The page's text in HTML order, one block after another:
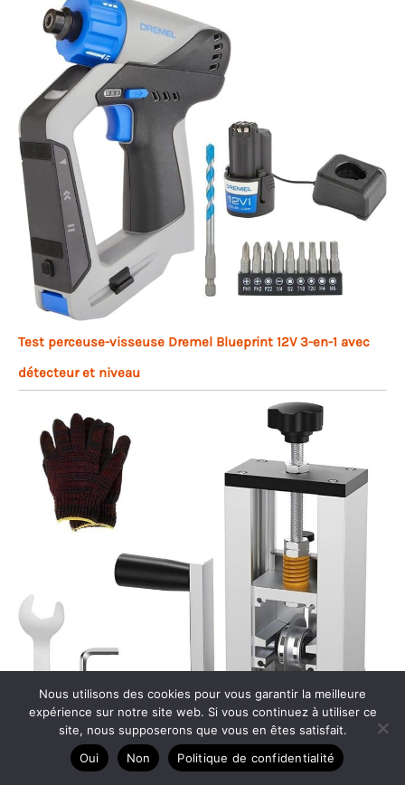
Test perceuse-visseuse Dremel Blueprint 12V 3-en-1 avec
détecteur et niveau
Nous utilisons des cookies pour vous garantir la meilleure
expérience sur notre site web. Si vous continuez à utiliser ce
site, nous supposerons que vous en êtes satisfait.
Oui
Non Politique de confidentialité